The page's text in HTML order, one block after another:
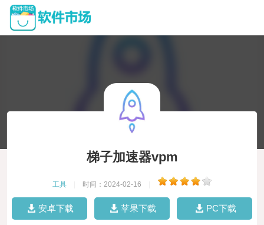
梯子加速器vpm
工具 时间：2024-02-16
安卓下载 苹果下载 PC下载